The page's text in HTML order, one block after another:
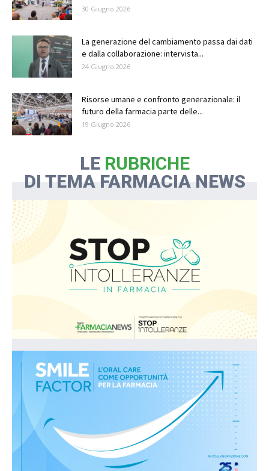
30 Giugno 2026
La generazione del cambiamento passa dai dati
e dalla collaborazione: intervista...
24 Giugno 2026
Risorse umane e confronto generazionale: il
futuro della farmacia parte delle...
19 Giugno 2026
LE RUBRICHE
DI TEMA FARMACIA NEWS